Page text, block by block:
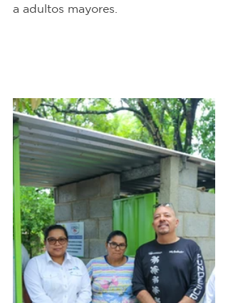
a adultos mayores.